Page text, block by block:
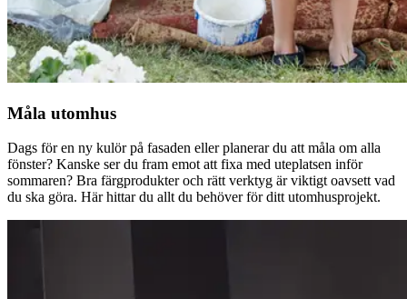
Måla utomhus
Dags för en ny kulör på fasaden eller planerar du att måla om alla
fönster? Kanske ser du fram emot att fixa med uteplatsen inför
sommaren? Bra färgprodukter och rätt verktyg är viktigt oavsett vad
du ska göra. Här hittar du allt du behöver för ditt utomhusprojekt.